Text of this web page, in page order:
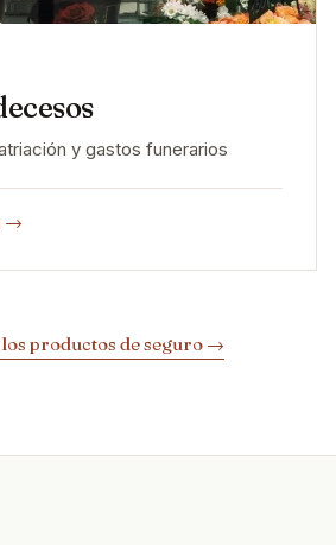
y gastos funerarios
→
productos de seguro→